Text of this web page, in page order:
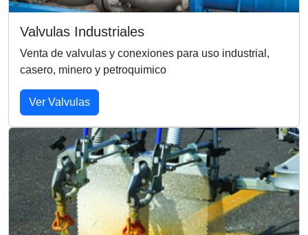
Valvulas Industriales
Venta de valvulas y conexiones para uso industrial,
casero, minero y petroquimico
Ver Valvulas